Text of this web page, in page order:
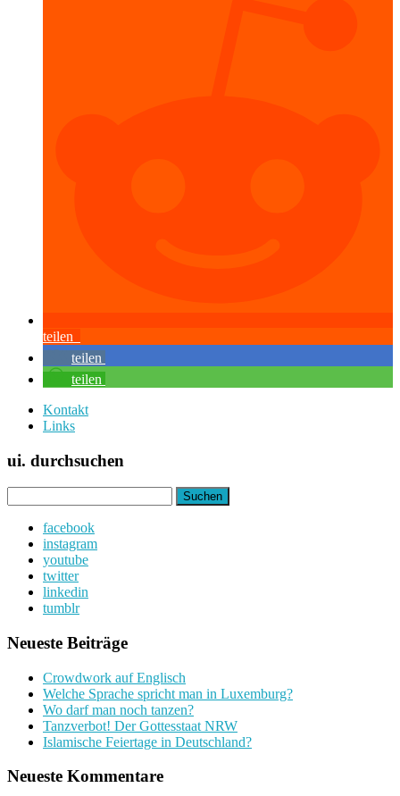
teilen
teilen
teilen
Kontakt
Links
ui. durchsuchen
nach:
facebook
instagram
youtube
twitter
linkedin
tumblr
Neueste Beiträge
Crowdwork auf Englisch
Welche Sprache spricht man in Luxemburg?
Wo darf man noch tanzen?
Tanzverbot! Der Gottesstaat NRW
Islamische Feiertage in Deutschland?
Neueste Kommentare